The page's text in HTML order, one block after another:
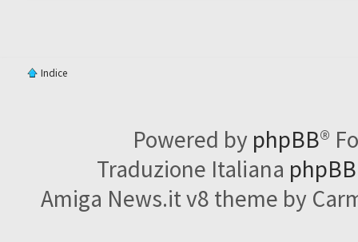
Indice
Powered by phpBB®
Traduzione Italiana
Amiga News.it v8 theme by